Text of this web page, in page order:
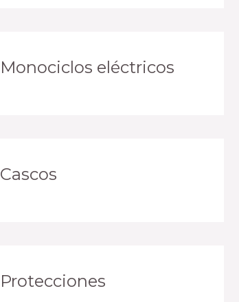
Monociclos eléctricos
Cascos
Protecciones